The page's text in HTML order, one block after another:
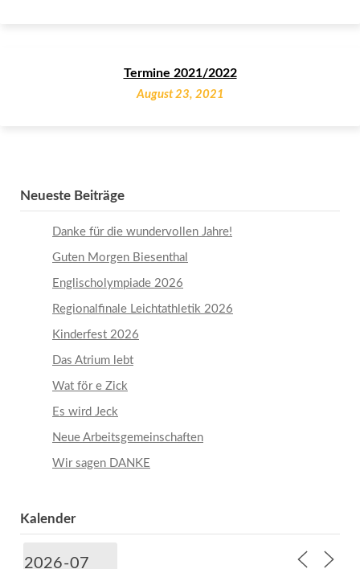
Termine 2021/2022
August 23, 2021
Neueste Beiträge
Danke für die wundervollen Jahre!
Guten Morgen Biesenthal
Englischolympiade 2026
Regionalfinale Leichtathletik 2026
Kinderfest 2026
Das Atrium lebt
Wat för e Zick
Es wird Jeck
Neue Arbeitsgemeinschaften
Wir sagen DANKE
Kalender